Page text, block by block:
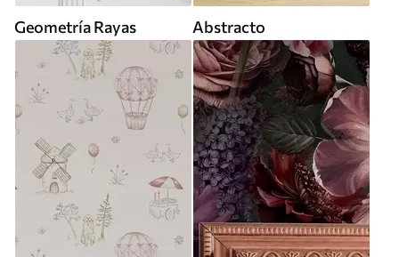
Geometría Rayas Abstracto